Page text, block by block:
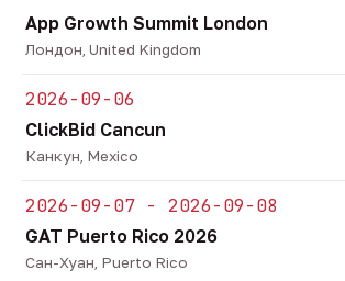
App Growth Summit London
Лондон, United Kingdom
2026-09-06
ClickBid Cancun
Канкун, Mexico
2026-09-07 - 2026-09-08
GAT Puerto Rico 2026
Сан-Хуан, Puerto Rico